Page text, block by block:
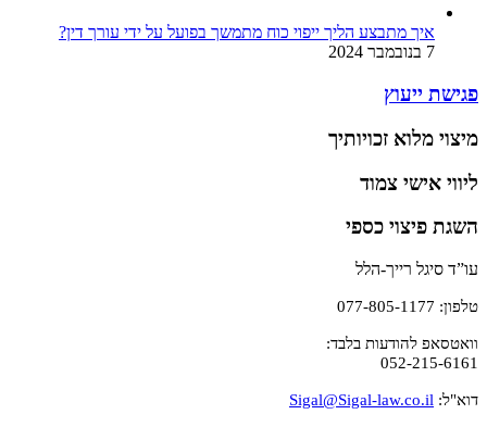
איך מתבצע הליך ייפוי כוח מתמשך בפועל על ידי עורך דין?
7 בנובמבר 2024
פגישת ייעוץ
מיצוי מלוא זכויותיך
ליווי אישי צמוד
השגת פיצוי כספי
עו”ד סיגל רייך-הלל
טלפון: 077-805-1177
וואטסאפ להודעות בלבד:
052-215-6161
דוא"ל: Sigal@Sigal-law.co.il